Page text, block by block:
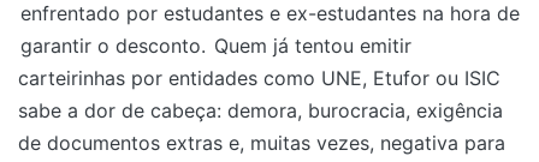
enfrentado por estudantes e ex-estudantes na hora de
garantir o desconto. Quem já tentou emitir
carteirinhas por entidades como UNE, Etufor ou ISIC
sabe a dor de cabeça: demora, burocracia, exigência
de documentos extras e, muitas vezes, negativa para